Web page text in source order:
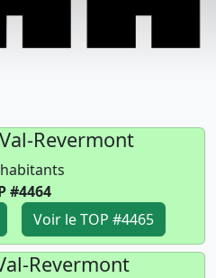
Revermont
#4464
Voir le TOP #4465
Revermont